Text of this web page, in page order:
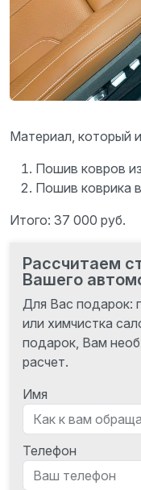
Материал, который
Пошив ковров
Пошив коврика
Итого: 37 000 руб.
Рассчитаем
Вашего
Для Вас подарок:
или химчистка
подарок, Вам
расчет.
Имя
Телефон